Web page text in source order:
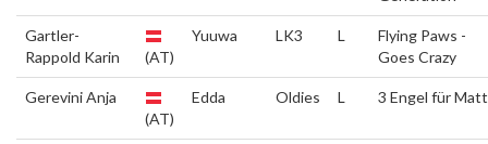
Gartler-
Rappold Karin
(AT)
Yuuwa LK3 L
Flying Paws -
Goes Crazy
Gerevini Anja
(AT)
Edda Oldies L 3 Engel für